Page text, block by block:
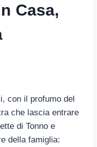
Casa,
con il profumo del
che lascia entrare
di Tonno e
della famiglia: